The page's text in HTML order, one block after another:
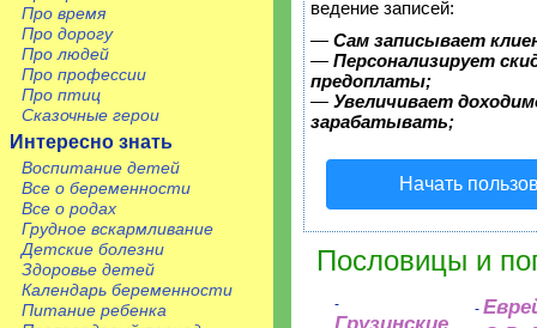
Про время
Про дорогу
Про людей
Про профессии
Про птиц
Сказочные герои
Интересно знать
Воспитание детей
Все о беременности
Все о родах
Грудное вскармливание
Детские болезни
Здоровье детей
Календарь беременности
Питание ребенка
ведение записей:
— Сам записывает
— Персонализирует
предоплаты;
— Увеличивает
зарабатывать;
Начать
Пословицы и
- -